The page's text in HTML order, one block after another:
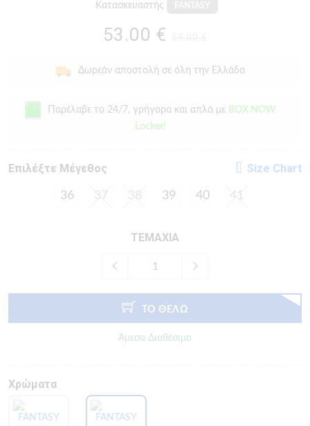
Κατασκευαστής
53.00 €
Δωρεάν αποστολή σε όλη την Ελλάδα
Παρέλαβε το 24/7, γρήγορα και απλά με BOX NOW
Locker!
Eπιλέξτε Μέγεθος Size Chart
36 37 38 39 40 41
ΤΕΜΑΧΙΑ
ΤΟ ΘΕΛΩ
Άμεσα Διαθέσιμο
Χρώματα